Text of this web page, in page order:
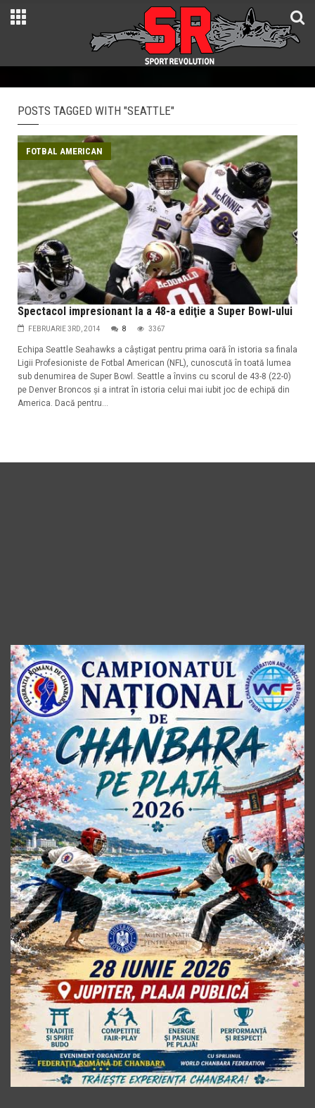
POSTS TAGGED WITH "SEATTLE"
FOTBAL AMERICAN
Spectacol impresionant la a 48-a ediţie a Super Bowl-ului
FEBRUARIE 3RD, 2014 8 3367
Echipa Seattle Seahawks a câştigat pentru prima oară în istoria sa finala
Ligii Profesioniste de Fotbal American (NFL), cunoscută în toată lumea
sub denumirea de Super Bowl. Seattle a învins cu scorul de 43-8 (22-0)
pe Denver Broncos şi a intrat în istoria celui mai iubit joc de echipă din
America. Dacă pentru...